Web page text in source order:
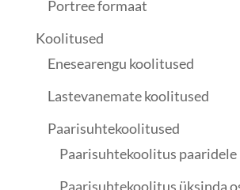
Portree formaat
Koolitused
Enesearengu koolitused
Lastevanemate koolitused
Paarisuhtekoolitused
Paarisuhtekoolitus paaridele
Paarisuhtekoolitus üksinda